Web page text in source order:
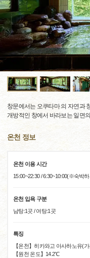
창문에서는 오쿠타마 의 자연과
개방적인 창에서 바라보는 일면
온천 정보
온천 이용 시간
15:00~22:30 / 6:30~10:00(※숙박
온천 입욕 구분
남탕:1곳 / 여탕:1곳
특징
【온천】히카와고 아사하노유(
【원천 온도】14.2℃